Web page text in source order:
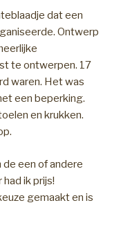
dat een
Ontwerp
te ontwerpen. 17
waren. Het was
een beperking.
en krukken.
een of andere
ik prijs!
gemaakt en is